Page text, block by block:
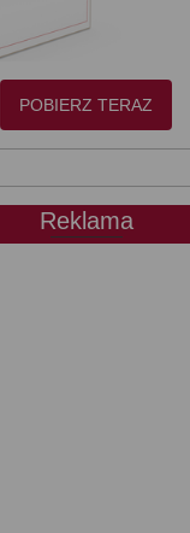
POBIERZ TERAZ
Reklama